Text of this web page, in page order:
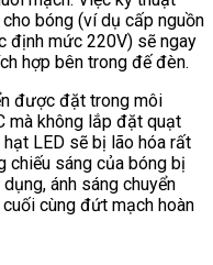
bóng (ví dụ cấp nguồn
định mức 220V) sẽ ngay
hợp bên trong đế đèn.
được đặt trong môi
mà không lắp đặt quạt
LED sẽ bị lão hóa rất
chiếu sáng của bóng bị
ánh sáng chuyển
cùng đứt mạch hoàn